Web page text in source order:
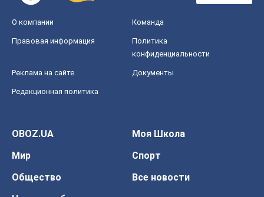
О компании Команда
Правовая информация
Политика
конфиденциальности
Реклама на сайте Документы
Редакционная политика
OBOZ.UA
Моя Школа
Мир
Спорт
Общество
Все новости